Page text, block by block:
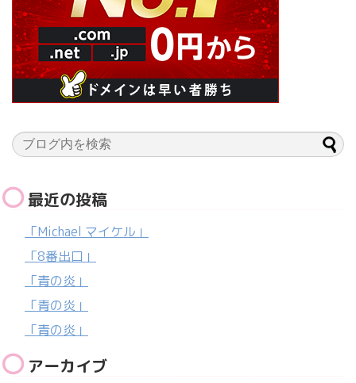
最近の投稿
「Michael マイケル」
「8番出口」
「青の炎」
「青の炎」
「青の炎」
アーカイブ